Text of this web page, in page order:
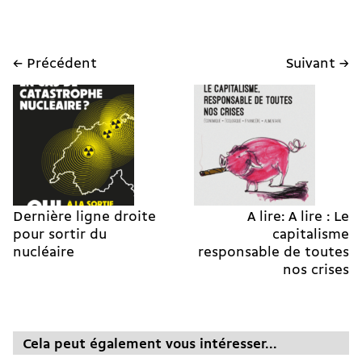
← Précédent
Dernière ligne droite
pour sortir du
nucléaire
Suivant →
A lire: A lire : Le
capitalisme
responsable de toutes
nos crises
Cela peut également vous intéresser...